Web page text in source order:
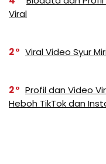
Viral
2 Viral Video Syur
2
Profil dan Video
Heboh TikTok dan